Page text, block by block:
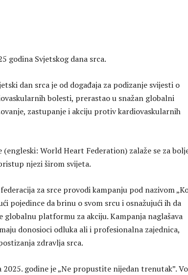
godina Svjetskog dana srca.
dan srca je od događaja za podizanje svijesti o
bolesti, prerastao u snažan globalni
zastupanje i akciju protiv kardiovaskularnih
(engleski: World Heart Federation) zalaže se za
njezi širom svijeta.
za srce provodi kampanju pod nazivom
pojedince da brinu o svom srcu i osnažujući ih da
globalnu platformu za akciju. Kampanja naglašava
donosioci odluka ali i profesionalna zajednica,
zdravlja srca.
2025. godine je „Ne propustite nijedan trenutak”.